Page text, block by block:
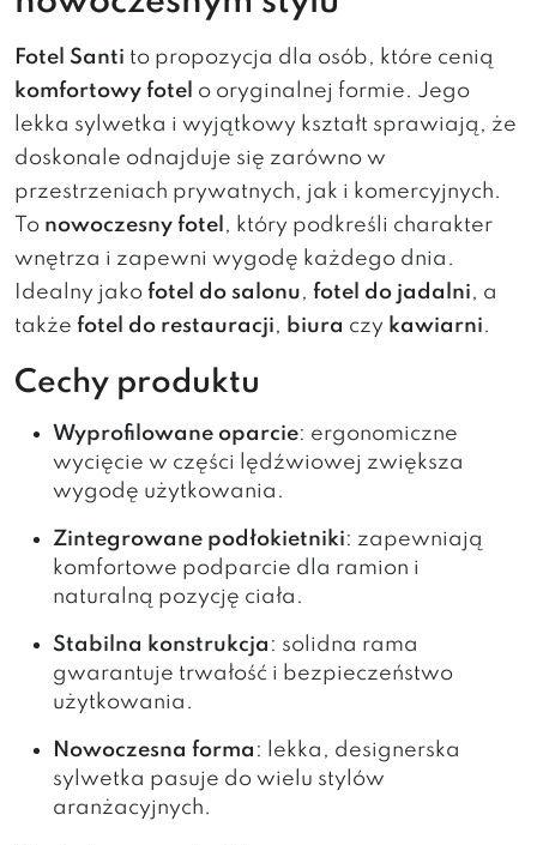
Fotel Santi to propozycja dla osób, które cenią
komfortowy fotel o oryginalnej formie. Jego
lekka sylwetka i wyjątkowy kształt sprawiają, że
doskonale odnajduje się zarówno w
przestrzeniach prywatnych, jak i komercyjnych.
To nowoczesny fotel , który podkreśli charakter
wnętrza i zapewni wygodę każdego dnia.
Idealny jako fotel do salonu, fotel do jadalni, a
także fotel do restauracji, biura czy kawiarni.
Cechy produktu
Wyprofilowane oparcie: ergonomiczne
wycięcie w części lędźwiowej zwiększa
wygodę użytkowania.
Zintegrowane podłokietniki: zapewniają
komfortowe podparcie dla ramion i
naturalną pozycję ciała.
Stabilna konstrukcja : solidna rama
gwarantuje trwałość i bezpieczeństwo
użytkowania.
Nowoczesna forma : lekka, designerska
sylwetka pasuje do wielu stylów
aranżacyjnych.